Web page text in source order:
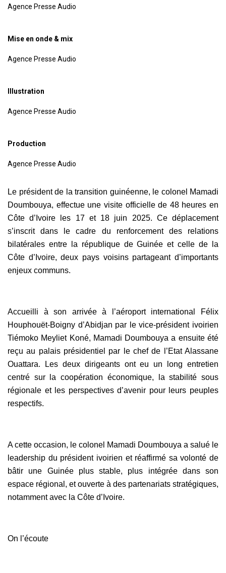
Agence Presse Audio
Mise en onde & mix
Agence Presse Audio
Illustration
Agence Presse Audio
Production
Agence Presse Audio
Le président de la transition guinéenne, le colonel Mamadi
Doumbouya, effectue une visite officielle de 48 heures en
Côte d’Ivoire les 17 et 18 juin 2025. Ce déplacement
s’inscrit dans le cadre du renforcement des relations
bilatérales entre la république de Guinée et celle de la
Côte d’Ivoire, deux pays voisins partageant d’importants
enjeux communs.
Accueilli à son arrivée à l’aéroport international Félix
Houphouët-Boigny d’Abidjan par le vice-président ivoirien
Tiémoko Meyliet Koné, Mamadi Doumbouya a ensuite été
reçu au palais présidentiel par le chef de l’Etat Alassane
Ouattara. Les deux dirigeants ont eu un long entretien
centré sur la coopération économique, la stabilité sous
régionale et les perspectives d’avenir pour leurs peuples
respectifs.
A cette occasion, le colonel Mamadi Doumbouya a salué le
leadership du président ivoirien et réaffirmé sa volonté de
bâtir une Guinée plus stable, plus intégrée dans son
espace régional, et ouverte à des partenariats stratégiques,
notamment avec la Côte d’Ivoire.
On l’écoute